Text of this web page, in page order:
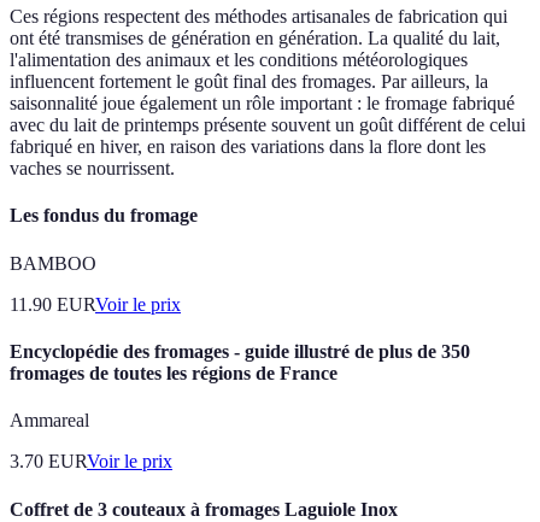
Ces régions respectent des méthodes artisanales de fabrication qui
ont été transmises de génération en génération. La qualité du lait,
l'alimentation des animaux et les conditions météorologiques
influencent fortement le goût final des fromages. Par ailleurs, la
saisonnalité joue également un rôle important : le fromage fabriqué
avec du lait de printemps présente souvent un goût différent de celui
fabriqué en hiver, en raison des variations dans la flore dont les
vaches se nourrissent.
Les fondus du fromage
BAMBOO
11.90 EURVoir le prix
Encyclopédie des fromages - guide illustré de plus de 350
fromages de toutes les régions de France
Ammareal
3.70 EURVoir le prix
Coffret de 3 couteaux à fromages Laguiole Inox